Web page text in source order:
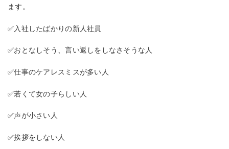
ます。
✅入社したばかりの新人社員
✅おとなしそう、言い返しをしなさそうな人
✅仕事のケアレスミスが多い人
✅若くて女の子らしい人
✅声が小さい人
✅挨拶をしない人